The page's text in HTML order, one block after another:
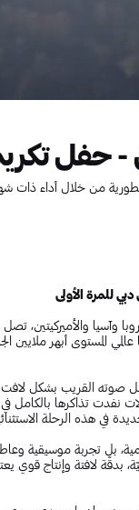
حفل
من خلال أداء ذات
في أوروبا وآسيا
المستوى أبهر ملايين
صوته القريب بشكل
تذاكرها بالكامل في
في هذه الرحلة
بل تجربة موسيقية
لافتة وإنتاج قوي